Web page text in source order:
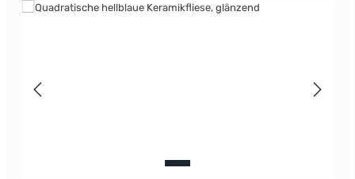
Bildergalerie überspringen